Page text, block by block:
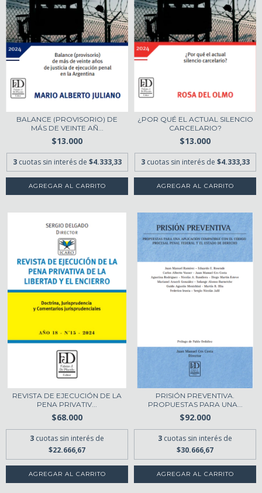
BALANCE (PROVISORIO) DE
MÁS DE VEINTE AÑ...
$13.000
3 cuotas sin interés de $4.333,33
¿POR QUÉ EL ACTUAL SILENCIO
CARCELARIO?
$13.000
3 cuotas sin interés de $4.333,33
REVISTA DE EJECUCIÓN DE LA
PENA PRIVATIV...
$68.000
3 cuotas sin interés de
$22.666,67
PRISIÓN PREVENTIVA.
PROPUESTAS PARA UNA...
$92.000
3 cuotas sin interés de
$30.666,67